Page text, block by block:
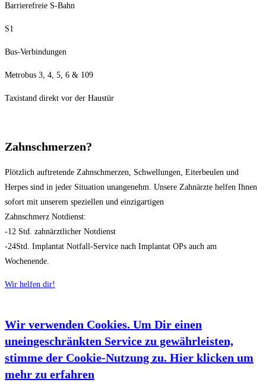
Barrierefreie S-Bahn
S1
Bus-Verbindungen
Metrobus 3, 4, 5, 6 & 109
Taxistand direkt vor der Haustür
Zahnschmerzen?
Plötzlich auftretende Zahnschmerzen, Schwellungen, Eiterbeulen und
Herpes sind in jeder Situation unangenehm. Unsere Zahnärzte helfen Ihnen
sofort mit unserem speziellen und einzigartigen
Zahnschmerz Notdienst:
-12 Std. zahnärztlicher Notdienst
-24Std. Implantat Notfall-Service nach Implantat OPs auch am
Wochenende.
Wir helfen dir!
Wir verwenden Cookies. Um Dir einen
uneingeschränkten Service zu gewährleisten,
stimme der Cookie-Nutzung zu. Hier klicken um
mehr zu erfahren